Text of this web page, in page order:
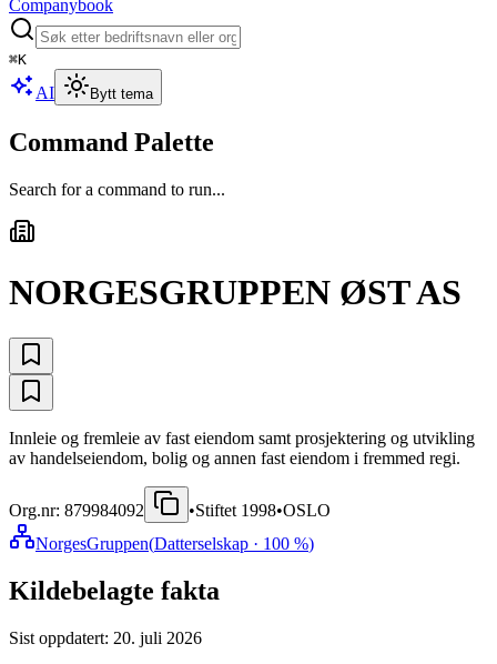
Companybook
⌘K
AI Bytt tema
Command Palette
Search for a command to run...
NORGESGRUPPEN ØST AS
Innleie og fremleie av fast eiendom samt prosjektering og utvikling
av handelseiendom, bolig og annen fast eiendom i fremmed regi.
Org.nr: 879984092 •Stiftet 1998•OSLO
NorgesGruppen(Datterselskap · 100 %)
Kildebelagte fakta
Sist oppdatert: 20. juli 2026